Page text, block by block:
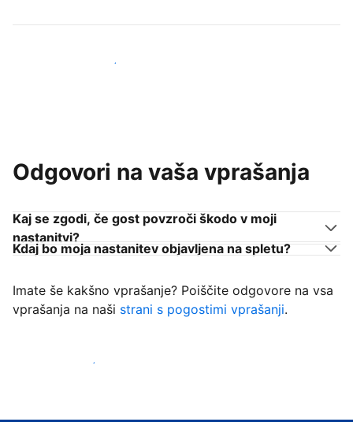
Pridruži se drugim gostiteljem
Odgovori na vaša vprašanja
Kaj se zgodi, če gost povzroči škodo v moji
nastanitvi?
Kdaj bo moja nastanitev objavljena na spletu?
Imate še kakšno vprašanje? Poiščite odgovore na vsa
vprašanja na naši strani s pogostimi vprašanji.
Začni sprejemati goste